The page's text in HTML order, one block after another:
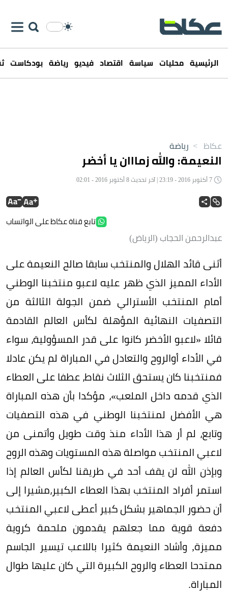
الرئيسية محليات سياسة اقتصاد فيديو رياضة بودكاست
عكاظ > رياضة
النعيمة‏: والله زمااان يا أخضر
تابع قناة عكاظ على الواتساب
عبدالرحمن الحجاب (الرياض)
أثنى قائد الهلال والمنتخب سابقا صالح النعيمة على
الأداء المميز الذي ظهر عليه لاعبو منتخبنا الوطني
أمام المنتخب الأسترالي ضمن الجولة الثالثة من
التصفيات النهائية المؤهلة لكأس العالم القادمة
قائلا «لاعبو الأخضر كانوا على قدر المسؤولية، سواء
في الأداء أوالروح والتعادل في المباراة لم يكن عادلا
فمنتخبنا كان يستحق الثلاث نقاط، عطفا على العطاء
الذي قدمه داخل الملعب»، مؤكدا بأن هذه المباراة
هي الأفضل لمنتخبنا الوطني في هذه التصفيات
وتابع، لم أر هذا الأداء منذ وقت طويل وأتمنى من
لاعبي المنتخب مواصلة هذه المستويات وهذه الروح
وبإذن الله لن يقف أحد في طريقنا لكأس العالم إذا
استمر أفراد المنتخب بهذا العطاء الكبير،مشيرا إلى
أن حضور الجماهير بشكل كبير أعطى لاعبي المنتخب
دفعة قوية مما جعلهم يقدمون ملحمة كروية
مميزة, وأشاد النعيمة كثيرا باللاعب تيسير الجاسم
ممتدحا العطاء والروح الكبيرة التي كان عليها طوال
المباراة.